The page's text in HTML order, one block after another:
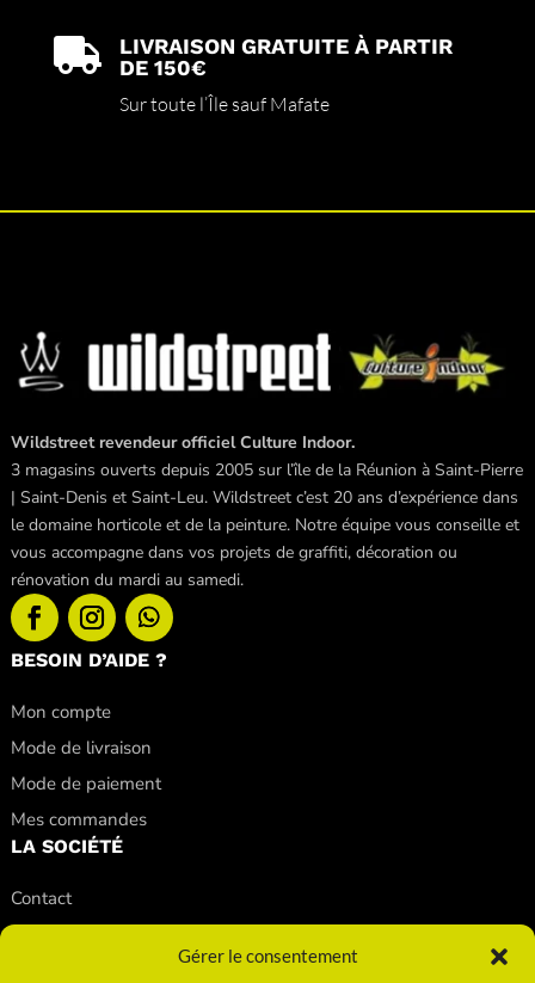
Gérer le consentement

LIVRAISON GRATUITE À PARTIR
DE 150€
Sur toute l’Île sauf Mafate
Wildstreet revendeur officiel Culture Indoor.
3 magasins ouverts depuis 2005 sur l’île de la Réunion à Saint-Pierre
| Saint-Denis et Saint-Leu. Wildstreet c’est 20 ans d’expérience dans
le domaine horticole et de la peinture. Notre équipe vous conseille et
vous accompagne dans vos projets de graffiti, décoration ou
rénovation du mardi au samedi.
BESOIN D’AIDE ?
Mon compte
Mode de livraison
Mode de paiement
Mes commandes
LA SOCIÉTÉ
Contact